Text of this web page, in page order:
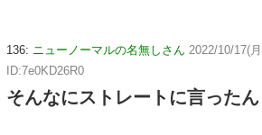
136: ニューノーマルの名無しさん 2022/10/17(
ID:7e0KD26R0
そんなにストレートに言ったん